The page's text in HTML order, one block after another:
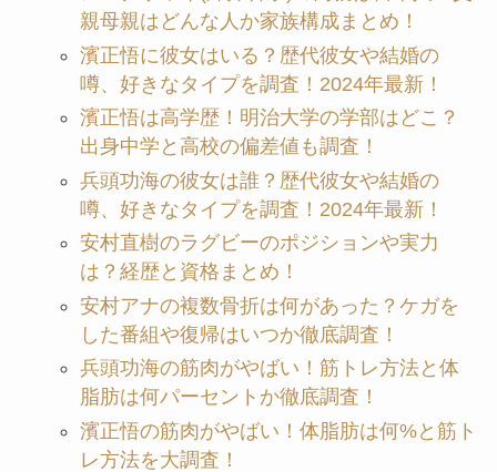
親母親はどんな人か家族構成まとめ！
濱正悟に彼女はいる？歴代彼女や結婚の
噂、好きなタイプを調査！2024年最新！
濱正悟は高学歴！明治大学の学部はどこ？
出身中学と高校の偏差値も調査！
兵頭功海の彼女は誰？歴代彼女や結婚の
噂、好きなタイプを調査！2024年最新！
安村直樹のラグビーのポジションや実力
は？経歴と資格まとめ！
安村アナの複数骨折は何があった？ケガを
した番組や復帰はいつか徹底調査！
兵頭功海の筋肉がやばい！筋トレ方法と体
脂肪は何パーセントか徹底調査！
濱正悟の筋肉がやばい！体脂肪は何%と筋ト
レ方法を大調査！